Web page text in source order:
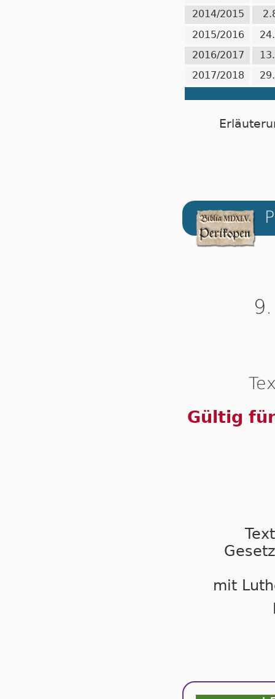
2014/2015
2015/2016
2016/2017
2017/2018
Gültig
mit